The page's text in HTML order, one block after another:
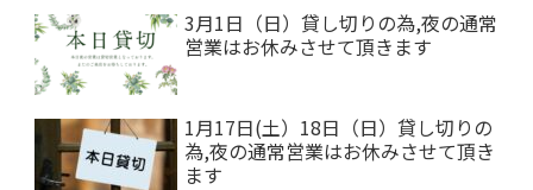
3月1日（日）貸し切りの為,夜の通常
営業はお休みさせて頂きます
1月17日(土）18日（日）貸し切りの
為,夜の通常営業はお休みさせて頂き
ます